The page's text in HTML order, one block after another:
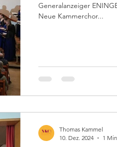
Generalanzeiger
Neue Kammerchor...
Thomas Kammel
10. Dez. 2024
1